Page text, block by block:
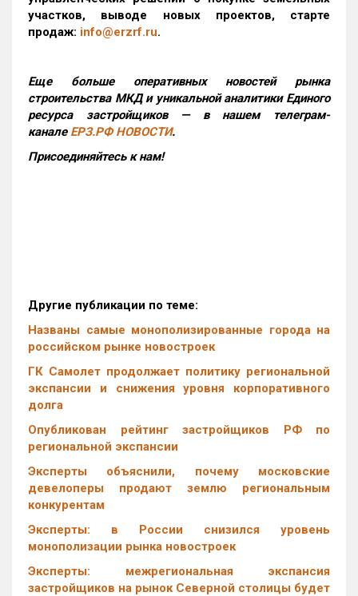
участков, выводе новых проектов, старте
продаж: info@erzrf.ru.
Еще больше оперативных новостей рынка
строительства МКД и уникальной аналитики Единого
ресурса застройщиков — в нашем телеграм-
канале ЕРЗ.РФ НОВОСТИ.
Присоединяйтесь к нам!
Другие публикации по теме:
Названы самые монополизированные города на
российском рынке новостроек
ГК Самолет продолжает политику региональной
экспансии и снижения уровня корпоративного
долга
Опубликован рейтинг застройщиков РФ по
региональной экспансии
Эксперты объяснили, почему московские
девелоперы продают землю региональным
конкурентам
Эксперты: в России снизился уровень
монополизации рынка новостроек
Эксперты: межрегиональная экспансия
застройщиков на рынок Северной столицы будет